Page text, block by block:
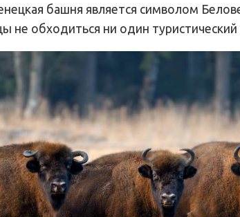
башня является символом
не обходиться ни один